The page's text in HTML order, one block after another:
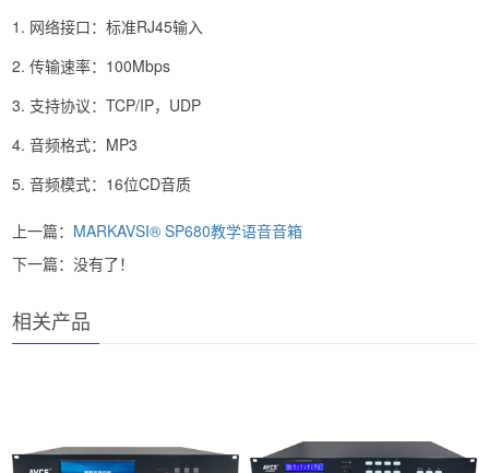
1. 网络接口：标准RJ45输入
2. 传输速率：100Mbps
3. 支持协议：TCP/IP，UDP
4. 音频格式：MP3
5. 音频模式：16位CD音质
上一篇： MARKAVSI® SP680教学语音音箱
下一篇：没有了！
相关产品